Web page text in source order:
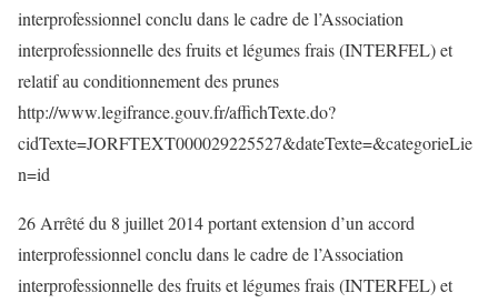
interprofessionnel conclu dans le cadre de l’Association
interprofessionnelle des fruits et légumes frais (INTERFEL) et
relatif au conditionnement des prunes
http://www.legifrance.gouv.fr/affichTexte.do?
cidTexte=JORFTEXT000029225527&dateTexte=&categorieLie
n=id
26 Arrêté du 8 juillet 2014 portant extension d’un accord
interprofessionnel conclu dans le cadre de l’Association
interprofessionnelle des fruits et légumes frais (INTERFEL) et